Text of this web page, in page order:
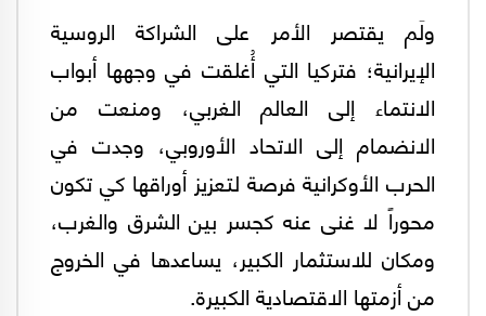
ولَم يقتصر الأمر على الشراكة الروسية
الإيرانية؛ فتركيا التي أُغلقت في وجهها أبواب
الانتماء إلى العالم الغربي، ومنعت من
الانضمام إلى الاتحاد الأوروبي، وجدت في
الحرب الأوكرانية فرصة لتعزيز أوراقها كي تكون
محوراً لا غنى عنه كجسر بين الشرق والغرب،
ومكان للاستثمار الكبير، يساعدها في الخروج
من أزمتها الاقتصادية الكبيرة.